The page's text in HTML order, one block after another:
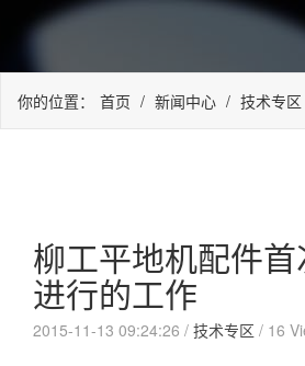
你的位置： 首页 / 新闻中心 / 技术专区
柳工平地机配件
进行的工作
2015-11-13 09:24:26 / 技术专区 / 16